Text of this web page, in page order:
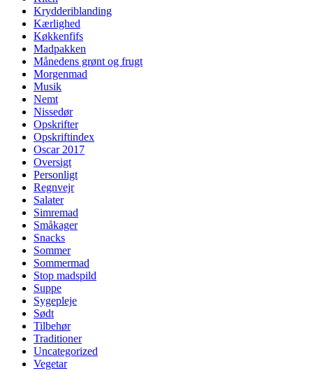
Krydderiblanding
Kærlighed
Køkkenfifs
Madpakken
Månedens grønt og frugt
Morgenmad
Musik
Nemt
Nissedør
Opskrifter
Opskriftindex
Oscar 2017
Oversigt
Personligt
Regnvejr
Salater
Simremad
Småkager
Snacks
Sommer
Sommermad
Stop madspild
Suppe
Sygepleje
Sødt
Tilbehør
Traditioner
Uncategorized
Vegetar